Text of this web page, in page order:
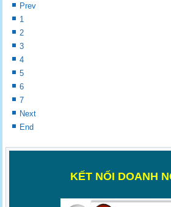
Prev
1
2
3
4
5
6
7
Next
End
KẾT NỐI DOANH